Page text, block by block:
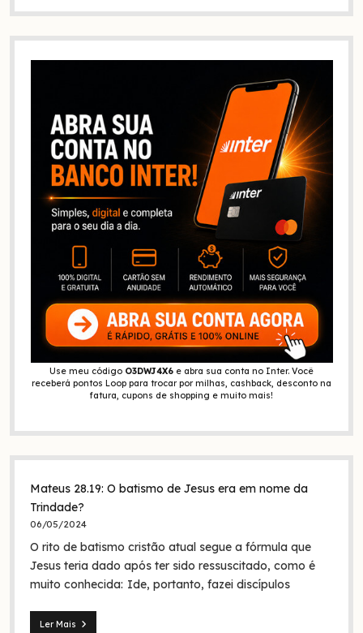
Use meu código O3DWJ4X6 e abra sua conta no Inter. Você
receberá pontos Loop para trocar por milhas, cashback, desconto na
fatura, cupons de shopping e muito mais!
Mateus 28.19: O batismo de Jesus era em nome da
Trindade?
06/05/2024
O rito de batismo cristão atual segue a fórmula que
Jesus teria dado após ter sido ressuscitado, como é
muito conhecida: Ide, portanto, fazei discípulos
Ler Mais